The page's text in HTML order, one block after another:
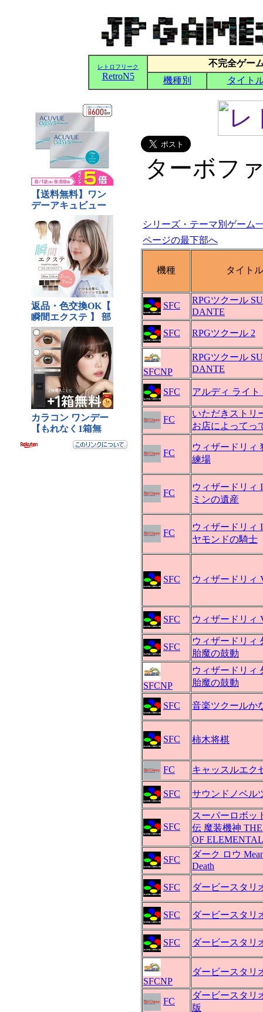
ターボフ
シリーズ・テーマ別ゲーム
ページの最下部へ
機種 タイトル
SFC
RPGツクール
DANTE
SFC RPGツクール 2
SFCNP
RPGツクール
DANTE
SFC アルディ ライト
FC
いただきストリ
お店によってっ
FC
ウィザードリィ
練場
FC
ウィザードリィ
ミンの遺産
FC
ウィザードリィ
ヤモンドの騎士
SFC ウィザードリィ
SFC ウィザードリィ
SFC
ウィザードリィ
胎魔の鼓動
SFCNP
ウィザードリィ
胎魔の鼓動
SFC 音楽ツクールか
SFC 柿木将棋
FC キャッスルエク
SFC サウンドノベル
SFC
スーパーロボッ
伝 魔装機神
OF ELEMENTAL
SFC
ダーク ロウ
Death
SFC ダービースタリ
SFC ダービースタリ
SFC ダービースタリ
SFCNP
ダービースタリ
FC
ダービースタリ
版